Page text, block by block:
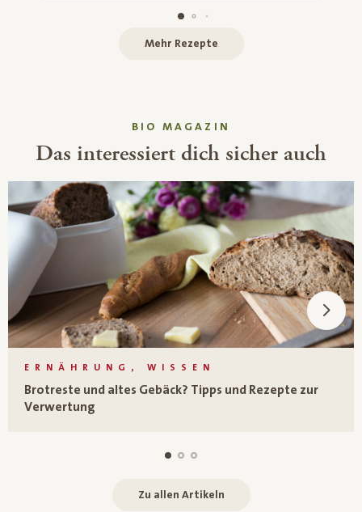
Mehr Rezepte
BIO MAGAZIN
Das interessiert dich sicher auch
ERNÄHRUNG, WISSEN
Brotreste und altes Gebäck? Tipps und Rezepte zur
Verwertung
Zu allen Artikeln